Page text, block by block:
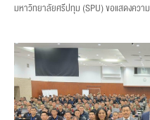
มหาวิทยาลัยศรีปทุม (SPU) ขอแสดงคว